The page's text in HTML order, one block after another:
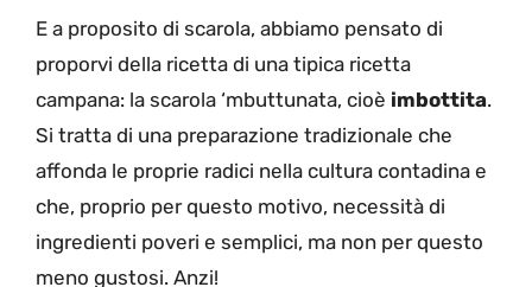
E a proposito di scarola, abbiamo pensato di
proporvi della ricetta di una tipica ricetta
campana: la scarola ‘mbuttunata, cioè imbottita.
Si tratta di una preparazione tradizionale che
affonda le proprie radici nella cultura contadina e
che, proprio per questo motivo, necessità di
ingredienti poveri e semplici, ma non per questo
meno gustosi. Anzi!